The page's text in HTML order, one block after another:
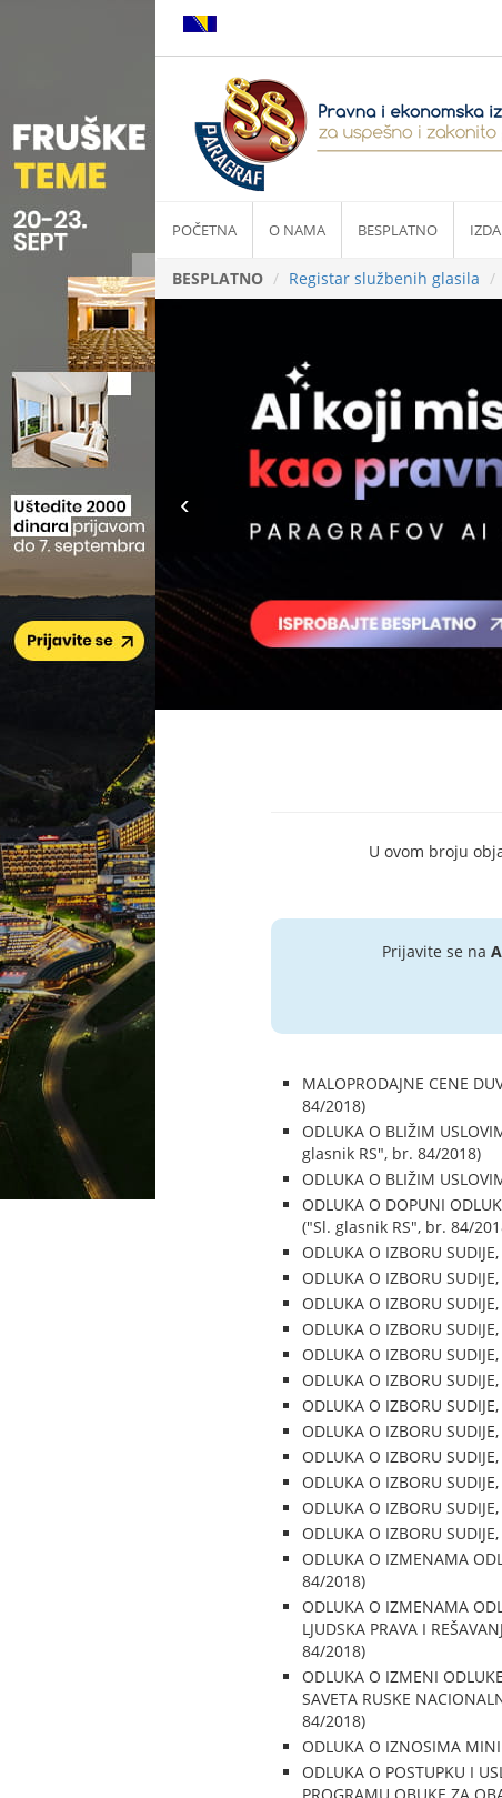
POČETNA O NAMA BESPLATNO
BESPLATNO Registar službenih glasila
U ovom broju
Prijavite se na
MALOPRODAJNE CENE
84/2018)
ODLUKA O BLIŽIM
glasnik RS", br. 84/2018)
ODLUKA O BLIŽIM
ODLUKA O DOPUNI
("Sl. glasnik RS", br. 84/
ODLUKA O IZBORU
ODLUKA O IZBORU
ODLUKA O IZBORU
ODLUKA O IZBORU
ODLUKA O IZBORU
ODLUKA O IZBORU
ODLUKA O IZBORU
ODLUKA O IZBORU
ODLUKA O IZBORU
ODLUKA O IZBORU
ODLUKA O IZBORU
ODLUKA O IZBORU
ODLUKA O IZMENAMA
84/2018)
ODLUKA O IZMENAMA
LJUDSKA PRAVA I
84/2018)
ODLUKA O IZMENI
SAVETA RUSKE
84/2018)
ODLUKA O IZNOSIMA
ODLUKA O POSTUPKU I